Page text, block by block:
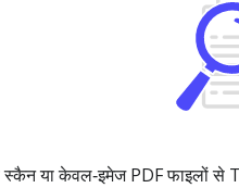
या केवल‑इमेज PDF फाइलों से